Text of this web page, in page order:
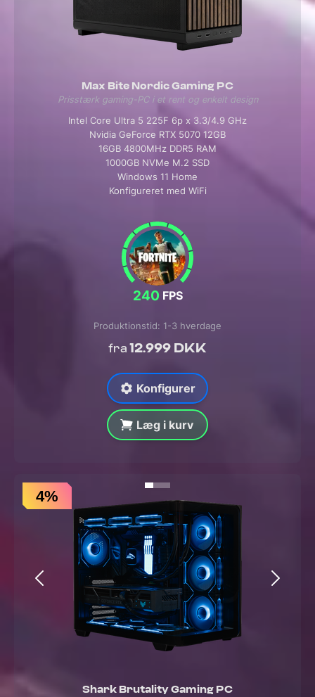
Max Bite Nordic Gaming PC
Prisstærk gaming-PC i et rent og enkelt design
Intel Core Ultra 5 225F 6p x 3.3/4.9 GHz
Nvidia GeForce RTX 5070 12GB
16GB 4800MHz DDR5 RAM
1000GB NVMe M.2 SSD
Windows 11 Home
Konfigureret med WiFi
240 FPS
fra 12.999 DKK
Produktionstid: 1-3 hverdage
Konfigurer
Læg i kurv
4%
Shark Brutality Gaming PC